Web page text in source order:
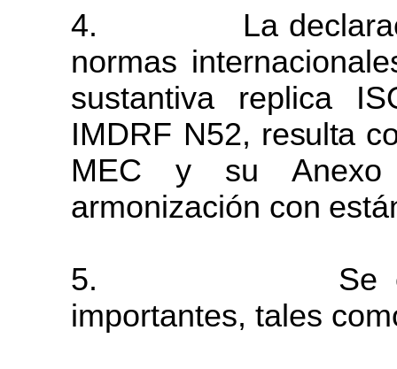
4.
La
normas
sustantiva replica
IMDRF N52, resulta
MEC
y su
Anexo
armonización con
5.
Se
importantes, tales